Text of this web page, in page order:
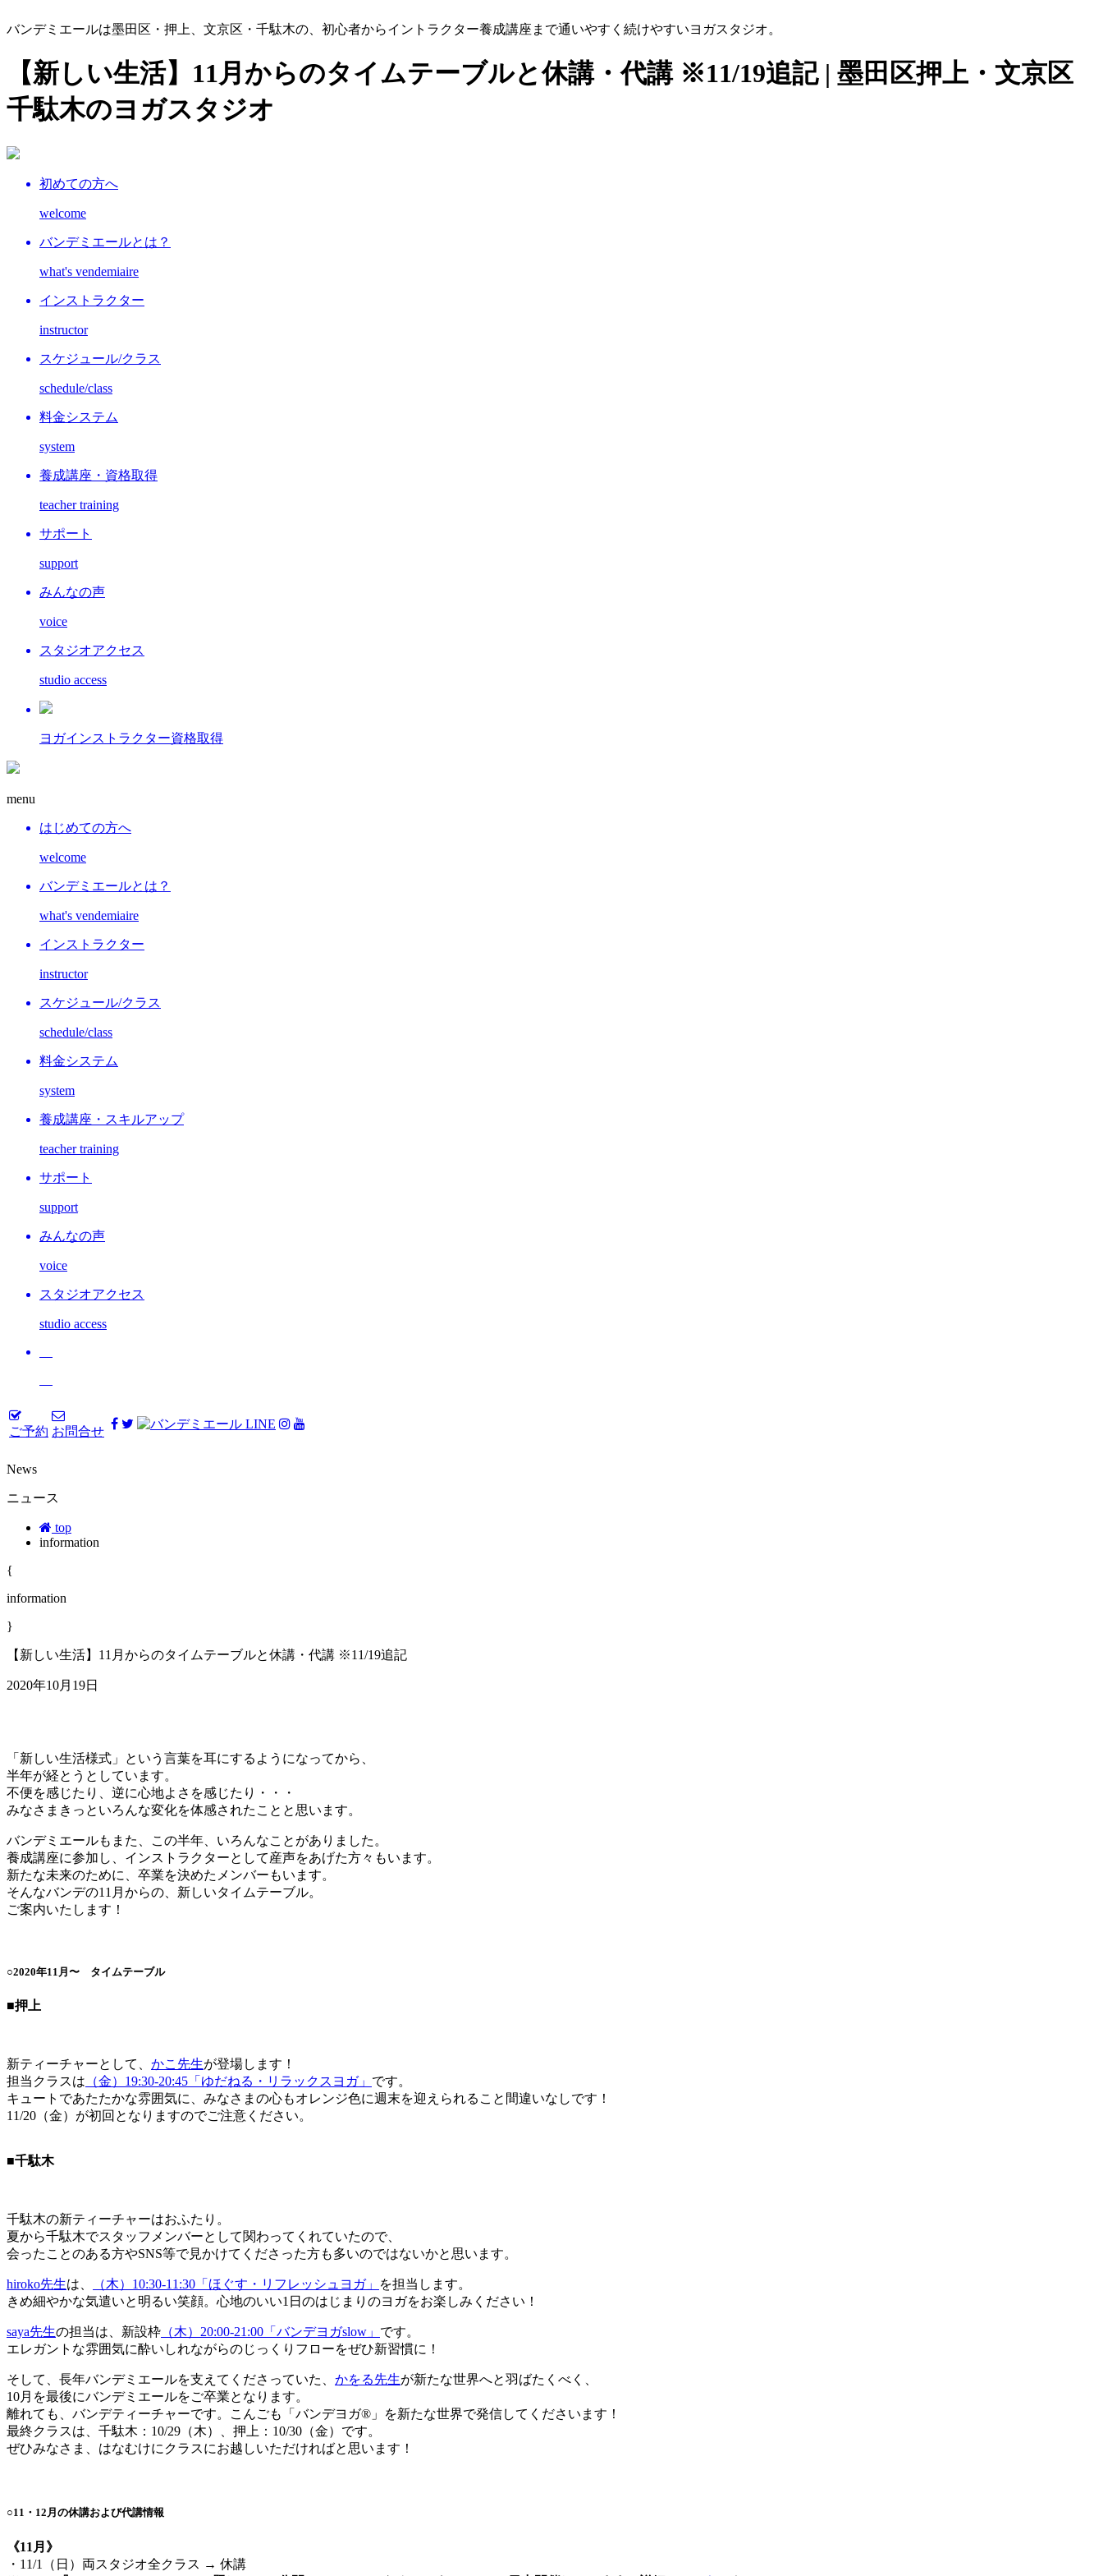
バンデミエールは墨田区・押上、文京区・千駄木の、初心者からイントラクター養成講座まで通いやすく続けやすいヨガスタジオ。
【新しい生活】11月からのタイムテーブルと休講・代講 ※11/19追記 | 墨田区押上・文京区
千駄木のヨガスタジオ
初めての方へ
welcome
バンデミエールとは？
what's vendemiaire
インストラクター
instructor
スケジュール/クラス
schedule/class
料金システム
system
養成講座・資格取得
teacher training
サポート
support
みんなの声
voice
スタジオアクセス
studio access
ヨガインストラクター資格取得
menu
はじめての方へ
welcome
バンデミエールとは？
what's vendemiaire
インストラクター
instructor
スケジュール/クラス
schedule/class
料金システム
system
養成講座・スキルアップ
teacher training
サポート
support
みんなの声
voice
スタジオアクセス
studio access
ご予約 お問合せ
News
ニュース
top
information
{
information
}
【新しい生活】11月からのタイムテーブルと休講・代講 ※11/19追記
2020年10月19日
「新しい生活様式」という言葉を耳にするようになってから、
半年が経とうとしています。
不便を感じたり、逆に心地よさを感じたり・・・
みなさまきっといろんな変化を体感されたことと思います。
バンデミエールもまた、この半年、いろんなことがありました。
養成講座に参加し、インストラクターとして産声をあげた方々もいます。
新たな未来のために、卒業を決めたメンバーもいます。
そんなバンデの11月からの、新しいタイムテーブル。
ご案内いたします！
○2020年11月〜 タイムテーブル
■押上
新ティーチャーとして、 かこ先生が登場します！
担当クラスは （金）19:30-20:45「ゆだねる・リラックスヨガ」 です。
キュートであたたかな雰囲気に、みなさまの心もオレンジ色に週末を迎えられること間違いなしです！
11/20（金）が初回となりますのでご注意ください。
■千駄木
千駄木の新ティーチャーはおふたり。
夏から千駄木でスタッフメンバーとして関わってくれていたので、
会ったことのある方やSNS等で見かけてくださった方も多いのではないかと思います。
hiroko先生は、 （木）10:30-11:30「ほぐす・リフレッシュヨガ」
を担当します。
きめ細やかな気遣いと明るい笑顔。心地のいい1日のはじまりのヨガをお楽しみください！
saya先生の担当は、新設枠 （木）20:00-21:00「バンデヨガslow」 です。
エレガントな雰囲気に酔いしれながらのじっくりフローをぜひ新習慣に！
そして、長年バンデミエールを支えてくださっていた、 かをる先生が新たな世界へと羽ばたくべく、
10月を最後にバンデミエールをご卒業となります。
離れても、バンデティーチャーです。こんごも「バンデヨガ®️」を新たな世界で発信してくださいます！
最終クラスは、千駄木：10/29（木）、押上：10/30（金）です。
ぜひみなさま、はなむけにクラスにお越しいただければと思います！
○11・12月の休講および代講情報
《11月》
・11/1（日）両スタジオ全クラス → 休講